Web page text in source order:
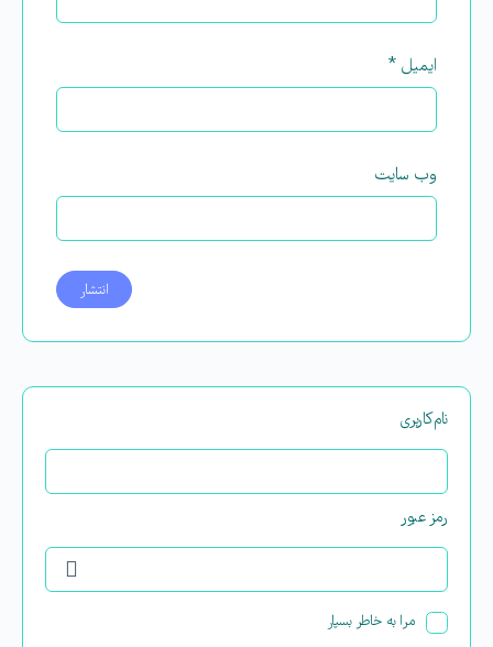
ایمیل *
وب‌ سایت
نام‌کاربری
رمز عبور
مرا به خاطر بسپار